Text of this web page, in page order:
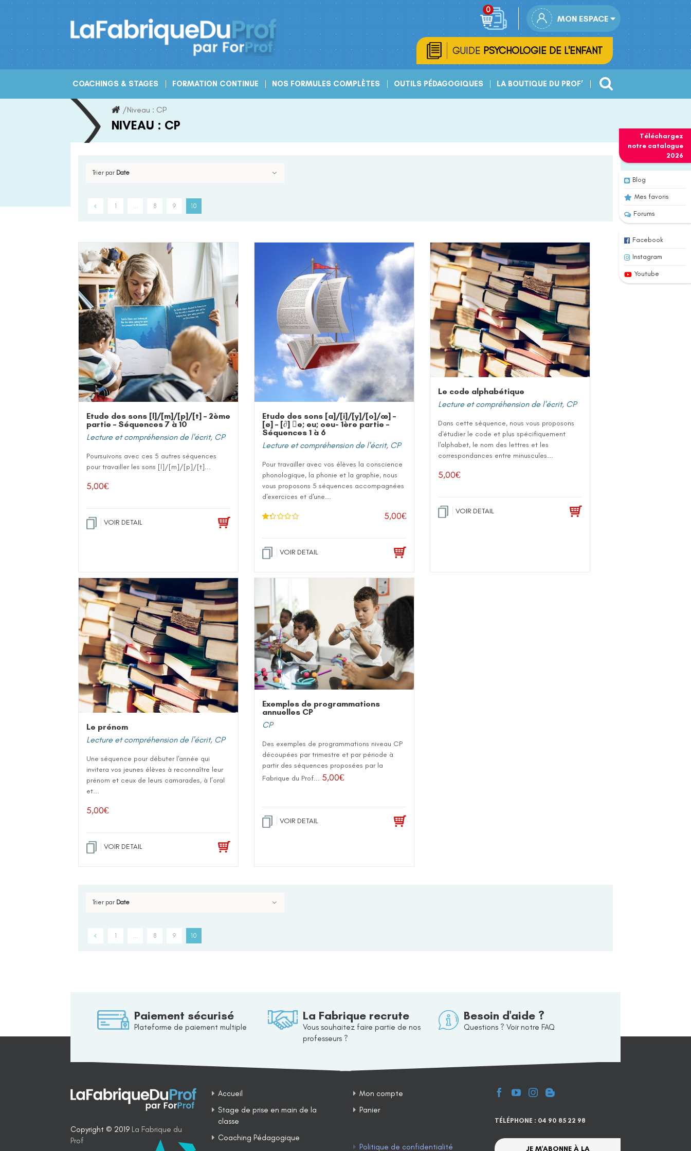
Téléchargez
notre catalogue
2026
Blog
Mes favoris
Forums
Facebook
Instagram
Youtube
Skip
to
MON ESPACE
GUIDE PSYCHOLOGIE DE L'ENFANT
COACHINGS & STAGES FORMATION CONTINUE NOS FORMULES COMPLÈTES OUTILS PÉDAGOGIQUES LA BOUTIQUE DU PROF’
/Niveau : CP
NIVEAU : CP
Trier par Date
1 … 8 9 10
Etude des sons [l]/[m]/[p]/[t] – 2ème
partie – Séquences 7 à 10
Lecture et compréhension de l'écrit, CP
Poursuivons avec ces 5 autres séquences
pour travailler les sons [l]/[m]/[p]/[t]...
5,00€
VOIR DETAIL
Etude des sons [a]/[i]/[y]/[o]/œ] –
[ø] – [∂] e; eu; oeu- 1ère partie –
Séquences 1 à 6
Lecture et compréhension de l'écrit, CP
Pour travailler avec vos élèves la conscience
phonologique, la phonie et la graphie, nous
vous proposons 5 séquences accompagnées
d'exercices et d'une...
5
sur
5,00€
VOIR DETAIL
Le code alphabétique
Lecture et compréhension de l'écrit, CP
Dans cette séquence, nous vous proposons
d'étudier le code et plus spécifiquement
l'alphabet, le nom des lettres et les
correspondances entre minuscules...
5,00€
VOIR DETAIL
Le prénom
Lecture et compréhension de l'écrit, CP
Une séquence pour débuter l'année qui
invitera vos jeunes élèves à reconnaître leur
prénom et ceux de leurs camarades, à l’oral
et...
5,00€
VOIR DETAIL
Exemples de programmations
annuelles CP
CP
Des exemples de programmations niveau CP
découpées par trimestre et par période à
partir des séquences proposées par la
Fabrique du Prof... 5,00€
VOIR DETAIL
Trier par Date
1 … 8 9 10
Paiement sécurisé
Plateforme de paiement multiple
La Fabrique recrute
Vous souhaitez faire partie de nos
professeurs ?
Besoin d'aide ?
Questions ? Voir notre FAQ
Copyright © 2019 La Fabrique du
Prof
Accueil
Stage de prise en main de la
classe
Coaching Pédagogique
Mon compte
Panier
Politique de confidentialité
TÉLÉPHONE : 04 90 85 22 98
JE M'ABONNE À LA